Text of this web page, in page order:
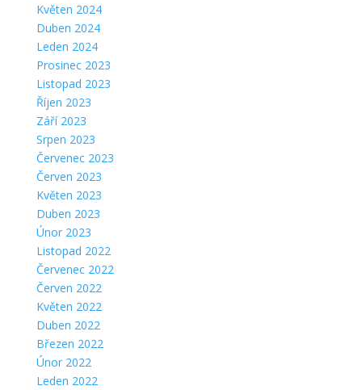
Květen 2024
Duben 2024
Leden 2024
Prosinec 2023
Listopad 2023
Říjen 2023
Září 2023
Srpen 2023
Červenec 2023
Červen 2023
Květen 2023
Duben 2023
Únor 2023
Listopad 2022
Červenec 2022
Červen 2022
Květen 2022
Duben 2022
Březen 2022
Únor 2022
Leden 2022